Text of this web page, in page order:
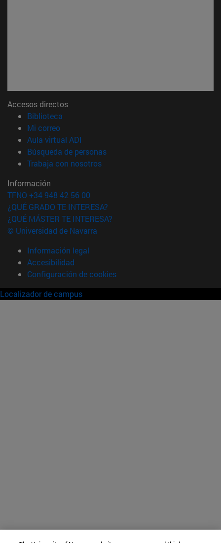
Accesos directos
Biblioteca
Mi correo(abre en nueva ventana)
Aula virtual ADI
Búsqueda de personas(abre en nueva ventana)
Trabaja con nosotros(abre en nueva ventana)
Información
TFNO +34 948 42 56 00
¿QUÉ GRADO TE INTERESA?
¿QUÉ MÁSTER TE INTERESA?
© Universidad de Navarra
Información legal
Accesibilidad
Configuración de cookies
Localizador de campus